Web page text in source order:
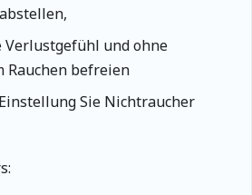
Verlustgefühl und ohne
Rauchen befreien
Sie Nichtraucher